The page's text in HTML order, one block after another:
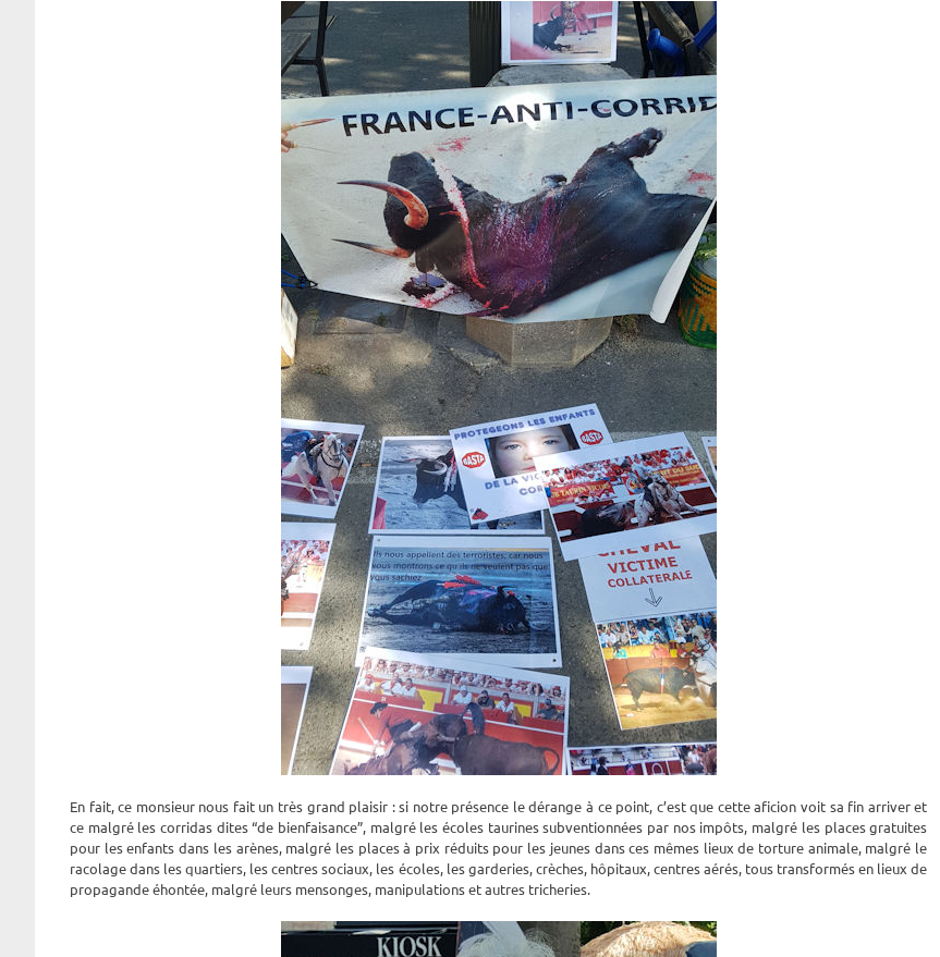
En fait, ce monsieur nous fait un très grand plaisir : si notre présence le dérange à ce point, c’est que cette aficion voit sa fin arriver et
ce malgré les corridas dites “de bienfaisance”, malgré les écoles taurines subventionnées par nos impôts, malgré les places gratuites
pour les enfants dans les arènes, malgré les places à prix réduits pour les jeunes dans ces mêmes lieux de torture animale, malgré le
racolage dans les quartiers, les centres sociaux, les écoles, les garderies, crèches, hôpitaux, centres aérés, tous transformés en lieux de
propagande éhontée, malgré leurs mensonges, manipulations et autres tricheries.